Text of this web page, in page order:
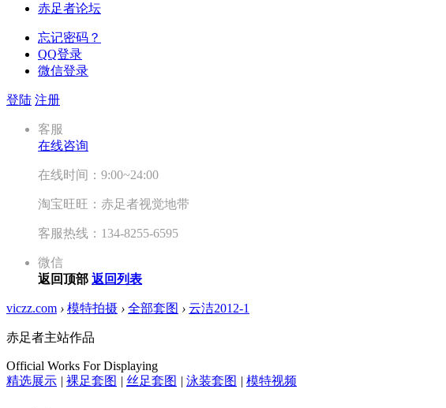
赤足者论坛
忘记密码？
QQ登录
微信登录
登陆 注册
客服
在线咨询
在线时间：9:00~24:00
淘宝旺旺：赤足者视觉地带
客服热线：134-8255-6595
微信
返回顶部 返回列表
viczz.com › 模特拍摄 › 全部套图 › 云洁2012-1
赤足者主站作品
Official Works For Displaying
精选展示 | 裸足套图 | 丝足套图 | 泳装套图 | 模特视频